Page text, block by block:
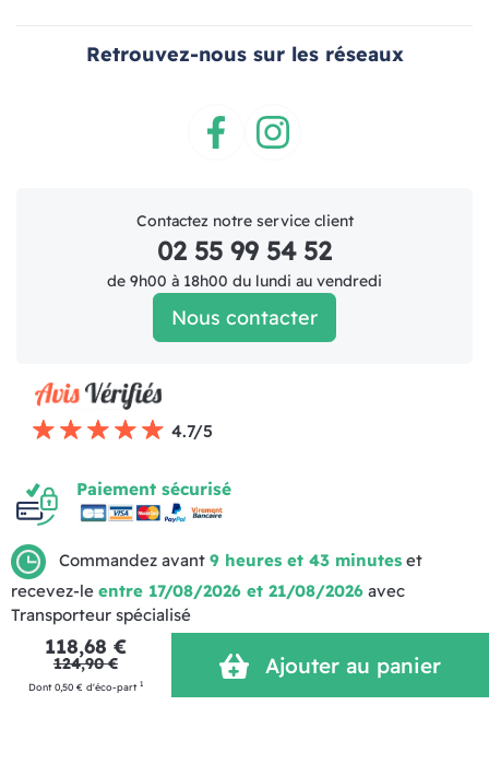
Commandez avant 9 heures et 43 minutes et
recevez-le entre 17/08/2026 et 21/08/2026 avec
Transporteur spécialisé
118,68 €
124,90 €
Dont 0,50 € d'éco-part 1
Ajouter au panier
Retrouvez-nous sur les réseaux
Contactez notre service client
02 55 99 54 52
de 9h00 à 18h00 du lundi au vendredi
Nous contacter
4.7/5
Paiement sécurisé
Mentions légales
Politique de Confidentialité Réalisation MOTION4EVER